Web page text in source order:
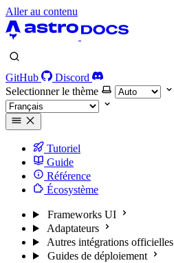
Aller au contenu
GitHub
Discord
Selectionner le thème
Tutoriel
Guide
Référence
Écosystème
Frameworks UI
Adaptateurs
Autres intégrations officielles
Guides de déploiement